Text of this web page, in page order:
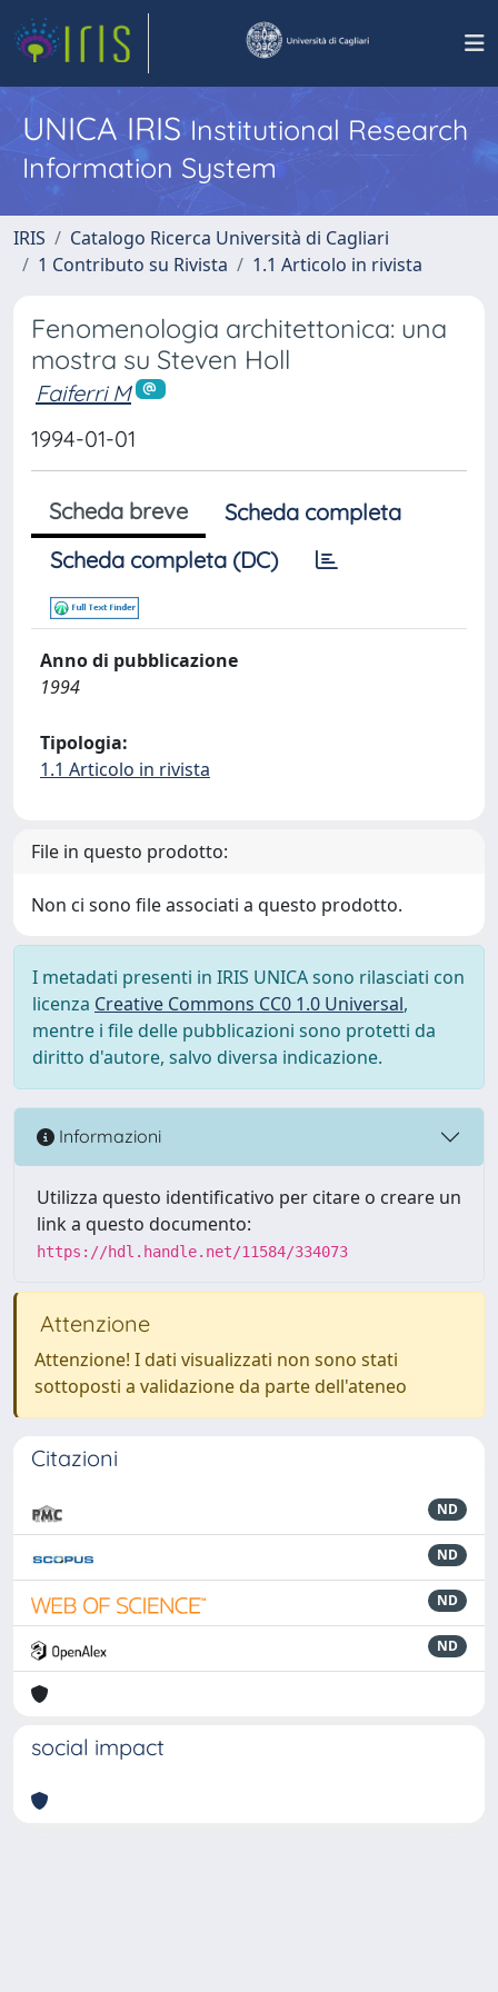
UNICA IRISInstitutional Research
Information System
IRIS
Catalogo Ricerca Università di Cagliari
1 Contributo su Rivista
1.1 Articolo in rivista
Fenomenologia architettonica: una
mostra su Steven Holl
Faiferri M
1994-01-01
Scheda breve
Scheda completa
Scheda completa (DC)
Anno di pubblicazione
1994
Tipologia:
1.1 Articolo in rivista
File in questo prodotto:
Non ci sono file associati a questo prodotto.
I metadati presenti in IRIS UNICA sono rilasciati con
licenza Creative Commons CC0 1.0 Universal,
mentre i file delle pubblicazioni sono protetti da
diritto d'autore, salvo diversa indicazione.
Informazioni
Utilizza questo identificativo per citare o creare un
link a questo documento:
https://hdl.handle.net/11584/334073
Attenzione
Attenzione! I dati visualizzati non sono stati
sottoposti a validazione da parte dell'ateneo
Citazioni
ND
ND
ND
ND
social impact